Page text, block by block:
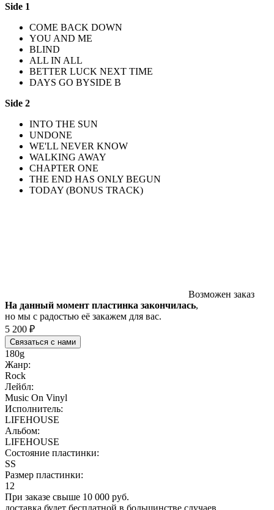
Side 1
COME BACK DOWN
YOU AND ME
BLIND
ALL IN ALL
BETTER LUCK NEXT TIME
DAYS GO BYSIDE B
Side 2
INTO THE SUN
UNDONE
WE'LL NEVER KNOW
WALKING AWAY
CHAPTER ONE
THE END HAS ONLY BEGUN
TODAY (BONUS TRACK)
Возможен заказ
На данный момент пластинка закончилась,
но мы с радостью её закажем для вас.
5 200 ₽
Связаться с нами
180g
Жанр:
Rock
Лейбл:
Music On Vinyl
Исполнитель:
LIFEHOUSE
Альбом:
LIFEHOUSE
Состояние пластинки:
SS
Размер пластинки:
12
При заказе свыше 10 000 руб.
доставка будет бесплатной в большинстве случаев